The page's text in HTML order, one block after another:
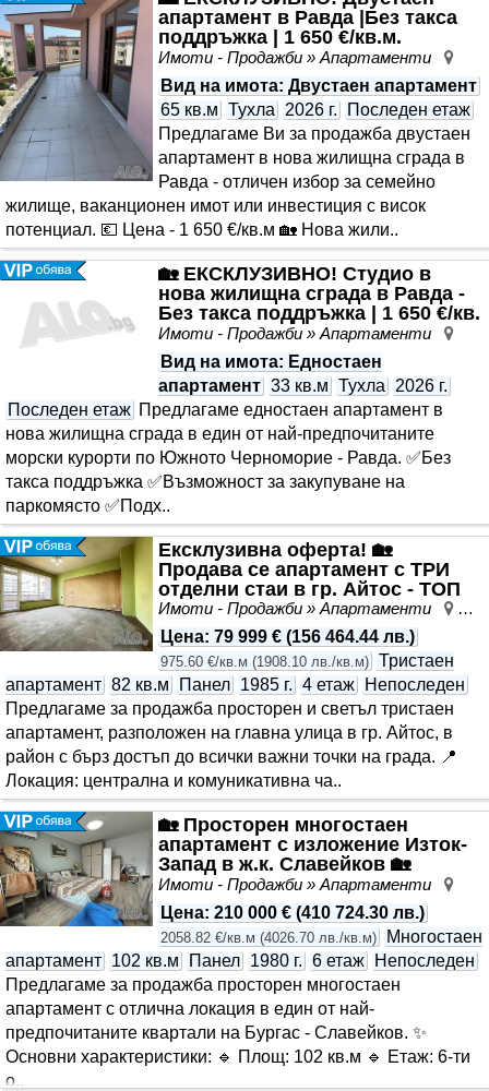
апартамент в Равда |Без такса
поддръжка | 1 650 €/кв.м.
Имоти - Продажби » Апартаменти
Вид на имота: Двустаен апартамент
65 кв.м Тухла 2026 г.
Последен етаж
Предлагаме Ви за продажба двустаен
апартамент в нова жилищна сграда в
Равда - отличен избор за семейно
жилище, ваканционен имот или инвестиция с висок
потенциал. 💶 Цена - 1 650 €/кв.м 🏡 Нова жили..
🏡 ЕКСКЛУЗИВНО! Студио в
нова жилищна сграда в Равда -
Без такса поддръжка | 1 650 €/кв.
м
Имоти - Продажби » Апартаменти
Вид на имота: Едностаен
апартамент 33 кв.м Тухла
2026 г.
Последен етаж Предлагаме едностаен апартамент в
нова жилищна сграда в един от най-предпочитаните
морски курорти по Южното Черноморие - Равда. ✅Без
такса поддръжка ✅Възможност за закупуване на
паркомясто ✅Подх..
Ексклузивна оферта! 🏡
Продава се апартамент с ТРИ
отделни стаи в гр. Айтос - ТОП
ЛОКАЦИЯ!
Имоти - Продажби » Апартаменти
Цена: 79 999 € (156 464.44 лв.)
975.60 €/кв.м (1908.10 лв./кв.м) Тристаен
апартамент 82 кв.м Панел 1985 г. 4 етаж
Непоследен
Предлагаме за продажба просторен и светъл тристаен
апартамент, разположен на главна улица в гр. Айтос, в
район с бърз достъп до всички важни точки на града. 📍
Локация: централна и комуникативна ча..
🏡 Просторен многостаен
апартамент с изложение Изток-
Запад в ж.к. Славейков 🏡
Имоти - Продажби » Апартаменти
Цена: 210 000 € (410 724.30 лв.)
2058.82 €/кв.м (4026.70 лв./кв.м)
Многостаен
апартамент 102 кв.м Панел 1980 г. 6 етаж
Непоследен
Предлагаме за продажба просторен многостаен
апартамент с отлична локация в един от най-
предпочитаните квартали на Бургас - Славейков. ✨
Основни характеристики: 🔹 Площ: 102 кв.м 🔹 Етаж: 6-ти
о..